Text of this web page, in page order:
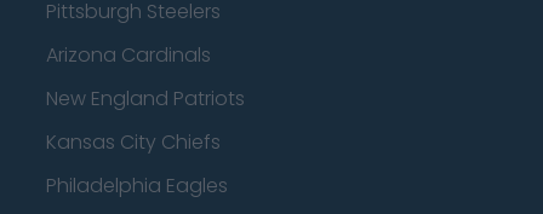
Pittsburgh Steelers
Arizona Cardinals
New England Patriots
Kansas City Chiefs
Philadelphia Eagles